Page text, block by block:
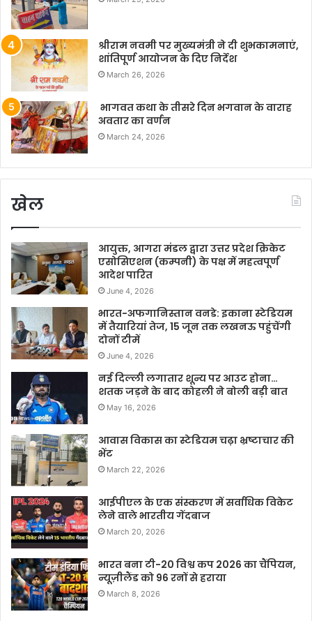
श्रीराम नवमी पर मुख्यमंत्री ने दी शुभकामनाएं,
शांतिपूर्ण आयोजन के दिए निर्देश
March 26, 2026
भागवत कथा के तीसरे दिन भगवान के वाराह
अवतार का वर्णन
March 24, 2026
खेल
आयुक्त, आगरा मंडल द्वारा उत्तर प्रदेश क्रिकेट
एसोसिएशन (कम्पनी) के पक्ष में महत्वपूर्ण
आदेश पारित
June 4, 2026
भारत-अफगानिस्तान वनडे: इकाना स्टेडियम
में तैयारियां तेज, 15 जून तक लखनऊ पहुंचेंगी
दोनों टीमें
June 4, 2026
नई दिल्ली लगातार शून्य पर आउट होना…
शतक जड़ने के बाद कोहली ने बोली बड़ी बात
May 16, 2026
आवास विकास का स्टेडियम चढ़ा भ्रष्टाचार की
भेंट
March 22, 2026
आईपीएल के एक संस्करण में सर्वाधिक विकेट
लेने वाले भारतीय गेंदबाज
March 20, 2026
भारत बना टी-20 विश्व कप 2026 का चैंपियन,
न्यूज़ीलैंड को 96 रनों से हराया
March 8, 2026